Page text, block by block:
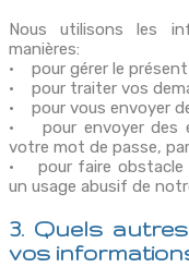
Nous utilisons les
manières:
• pour gérer le présent
• pour traiter vos
• pour vous envoyer
• pour envoyer des
votre mot de passe,
• pour faire obstacle
un usage abusif de
3. Quels
vos